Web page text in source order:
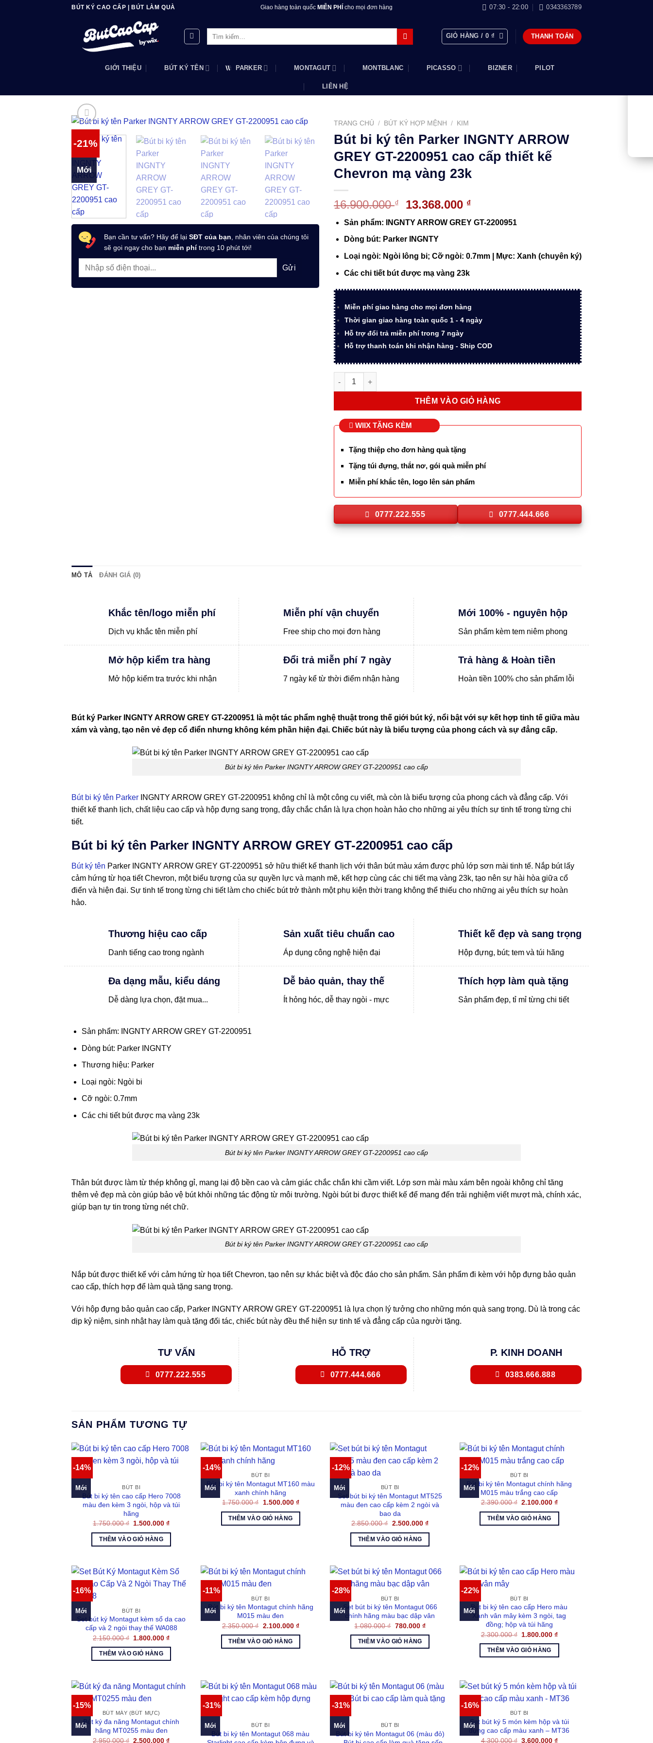
BÚT KÝ CAO CẤP | BÚT LÀM QUÀ Giao hàng toàn quốc MIỄN PHÍ cho mọi đơn hàng 07:30 - 22:00 0343363789
GIỎ HÀNG / 0 ₫ THANH TOÁN
GIỚI THIỆU BÚT KÝ TÊN PARKER MONTAGUT MONTBLANC PICASSO BIZNER PILOT
LIÊN HỆ
-21%
Mới
Bạn cần tư vấn? Hãy để lại SĐT của bạn, nhân viên của chúng tôi
sẽ gọi ngay cho bạn miễn phítrong 10 phút tới!
TRANG CHỦ / BÚT KÝ HỢP MỆNH / KIM
Bút bi ký tên Parker INGNTY ARROW
GREY GT-2200951 cao cấp thiết kế
Chevron mạ vàng 23k
16.900.000₫
Giá
là:
16.900.000 ₫.
13.368.000 ₫Giá
tại
13.368.000 ₫.
Sản phẩm: INGNTY ARROW GREY GT-2200951
Dòng bút: Parker INGNTY
Loại ngòi: Ngòi lông bi; Cỡ ngòi: 0.7mm | Mực: Xanh (chuyên ký)
Các chi tiết bút được mạ vàng 23k
Miễn phí giao hàng cho mọi đơn hàng
Thời gian giao hàng toàn quốc 1 - 4 ngày
Hỗ trợ đổi trả miễn phí trong 7 ngày
Hỗ trợ thanh toán khi nhận hàng - Ship COD
Bút bi ký tên Parker INGNTY ARROW GREY GT-2200951 cao cấp thiết kế Chevron mạ vàng 23k
THÊM VÀO GIỎ HÀNG
WIIX TẶNG KÈM
Tặng thiệp cho đơn hàng quà tặng
Tặng túi đựng, thắt nơ, gói quà miễn phí
Miễn phí khắc tên, logo lên sản phẩm
0777.222.555 0777.444.666
MÔ TẢ ĐÁNH GIÁ (0)
Khắc tên/logo miễn phí
Dịch vụ khắc tên miễn phí
Miễn phí vận chuyển
Free ship cho mọi đơn hàng
Mới 100% - nguyên hộp
Sản phẩm kèm tem niêm phong
Mở hộp kiểm tra hàng
Mở hộp kiểm tra trước khi nhận
Đổi trả miễn phí 7 ngày
7 ngày kể từ thời điểm nhận hàng
Trả hàng & Hoàn tiền
Hoàn tiền 100% cho sản phẩm lỗi
Bút ký Parker INGNTY ARROW GREY GT-2200951 là một tác phẩm nghệ thuật trong thế giới bút ký, nổi bật với sự kết hợp tinh tế giữa màu
xám và vàng, tạo nên vẻ đẹp cổ điển nhưng không kém phần hiện đại. Chiếc bút này là biểu tượng của phong cách và sự đẳng cấp.
Bút bi ký tên Parker INGNTY ARROW GREY GT-2200951 cao cấp
Bút bi ký tên Parker INGNTY ARROW GREY GT-2200951 không chỉ là một công cụ viết, mà còn là biểu tượng của phong cách và đẳng cấp. Với
thiết kế thanh lịch, chất liệu cao cấp và hộp đựng sang trọng, đây chắc chắn là lựa chọn hoàn hảo cho những ai yêu thích sự tinh tế trong từng chi
tiết.
Bút bi ký tên Parker INGNTY ARROW GREY GT-2200951 cao cấp
Bút ký tên Parker INGNTY ARROW GREY GT-2200951 sở hữu thiết kế thanh lịch với thân bút màu xám được phủ lớp sơn mài tinh tế. Nắp bút lấy
cảm hứng từ họa tiết Chevron, một biểu tượng của sự quyền lực và mạnh mẽ, kết hợp cùng các chi tiết mạ vàng 23k, tạo nên sự hài hòa giữa cổ
điển và hiện đại. Sự tinh tế trong từng chi tiết làm cho chiếc bút trở thành một phụ kiện thời trang không thể thiếu cho những ai yêu thích sự hoàn
hảo.
Thương hiệu cao cấp
Danh tiếng cao trong ngành
Sản xuất tiêu chuẩn cao
Áp dụng công nghệ hiện đại
Thiết kế đẹp và sang trọng
Hộp đựng, bút; tem và túi hãng
Đa dạng mẫu, kiểu dáng
Dễ dàng lựa chọn, đặt mua...
Dễ bảo quản, thay thế
Ít hỏng hóc, dễ thay ngòi - mực
Thích hợp làm quà tặng
Sản phẩm đẹp, tỉ mỉ từng chi tiết
Sản phẩm: INGNTY ARROW GREY GT-2200951
Dòng bút: Parker INGNTY
Thương hiệu: Parker
Loại ngòi: Ngòi bi
Cỡ ngòi: 0.7mm
Các chi tiết bút được mạ vàng 23k
Bút bi ký tên Parker INGNTY ARROW GREY GT-2200951 cao cấp
Thân bút được làm từ thép không gỉ, mang lại độ bền cao và cảm giác chắc chắn khi cầm viết. Lớp sơn mài màu xám bên ngoài không chỉ tăng
thêm vẻ đẹp mà còn giúp bảo vệ bút khỏi những tác động từ môi trường. Ngòi bút bi được thiết kế để mang đến trải nghiệm viết mượt mà, chính xác,
giúp bạn tự tin trong từng nét chữ.
Bút bi ký tên Parker INGNTY ARROW GREY GT-2200951 cao cấp
Nắp bút được thiết kế với cảm hứng từ họa tiết Chevron, tạo nên sự khác biệt và độc đáo cho sản phẩm. Sản phẩm đi kèm với hộp đựng bảo quản
cao cấp, thích hợp để làm quà tặng sang trọng.
Với hộp đựng bảo quản cao cấp, Parker INGNTY ARROW GREY GT-2200951 là lựa chọn lý tưởng cho những món quà sang trọng. Dù là trong các
dịp kỷ niệm, sinh nhật hay làm quà tặng đối tác, chiếc bút này đều thể hiện sự tinh tế và đẳng cấp của người tặng.
TƯ VẤN
0777.222.555
HỖ TRỢ
0777.444.666
P. KINH DOANH
0383.666.888
SẢN PHẨM TƯƠNG TỰ
-14%
Mới BÚT BI
Bút bi ký tên cao cấp Hero 7008
màu đen kèm 3 ngòi, hộp và túi
hãng
1.750.000₫ Giá
là:
1.750.000 ₫.
1.500.000₫Giá
THÊM VÀO GIỎ HÀNG
-14%
Mới
BÚT BI
Bút bi ký tên Montagut MT160 màu
xanh chính hãng
1.750.000₫
Giá
là:
1.750.000 ₫.
1.500.000 ₫Giá
THÊM VÀO GIỎ HÀNG
-12%
Mới BÚT BI
Set bút bi ký tên Montagut MT525
màu đen cao cấp kèm 2 ngòi và
bao da
2.850.000₫ Giá
là:
2.850.000 ₫.
2.500.000 ₫Giá
THÊM VÀO GIỎ HÀNG
-12%
Mới
BÚT BI
Bút bi ký tên Montagut chính hãng
M015 màu trắng cao cấp
2.390.000₫ Giá
là:
2.390.000 ₫.
2.100.000₫Giá
THÊM VÀO GIỎ HÀNG
-16%
Mới BÚT BI
Set bút ký Montagut kèm sổ da cao
cấp và 2 ngòi thay thế WA088
2.150.000₫ Giá
là:
2.150.000 ₫.
1.800.000₫Giá
THÊM VÀO GIỎ HÀNG
-11%
Mới
BÚT BI
Bút bi ký tên Montagut chính hãng
M015 màu đen
2.350.000₫ Giá
là:
2.350.000 ₫.
2.100.000 ₫Giá
THÊM VÀO GIỎ HÀNG
-28%
Mới
BÚT BI
Set bút bi ký tên Montagut 066
chính hãng màu bạc dập vân
1.080.000₫ Giá
là:
1.080.000 ₫.
780.000 ₫Giá
THÊM VÀO GIỎ HÀNG
-22%
Mới
BÚT BI
Bút bi ký tên cao cấp Hero màu
Xanh vân mây kèm 3 ngòi, tag
đồng; hộp và túi hãng
2.300.000₫ Giá
là:
2.300.000 ₫.
1.800.000₫Giá
THÊM VÀO GIỎ HÀNG
-15%
Mới
BÚT MÁY (BÚT MỰC)
Bút ký đa năng Montagut chính
hãng MT0255 màu đen
2.950.000₫ Giá
2.500.000₫Giá
-31%
Mới BÚT BI
Bút bi ký tên Montagut 068 màu
-31%
Mới BÚT BI
Bút bi ký tên Montagut 06 (màu đỏ)
-16%
Mới
BÚT BI
Set bút ký 5 món kèm hộp và túi
đựng cao cấp màu xanh – MT36
4.300.000₫ Giá
3.600.000₫Giá